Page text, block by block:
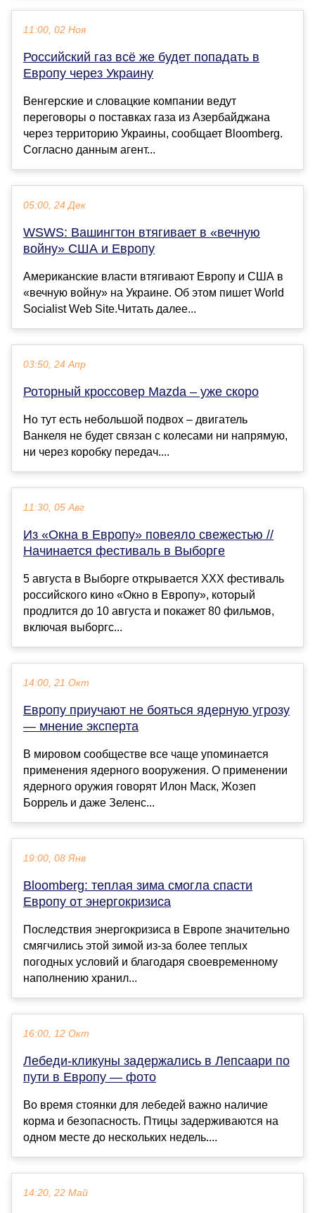
11:00, 02 Ноя
Российский газ всё же будет попадать в
Европу через Украину
Венгерские и словацкие компании ведут
переговоры о поставках газа из Азербайджана
через территорию Украины, сообщает Bloomberg.
Согласно данным агент...
05:00, 24 Дек
WSWS: Вашингтон втягивает в «вечную
войну» США и Европу
Американские власти втягивают Европу и США в
«вечную войну» на Украине. Об этом пишет World
Socialist Web Site.Читать далее...
03:50, 24 Апр
Роторный кроссовер Mazda – уже скоро
Но тут есть небольшой подвох – двигатель
Ванкеля не будет связан с колесами ни напрямую,
ни через коробку передач....
11:30, 05 Авг
Из «Окна в Европу» повеяло свежестью //
Начинается фестиваль в Выборге
5 августа в Выборге открывается ХХХ фестиваль
российского кино «Окно в Европу», который
продлится до 10 августа и покажет 80 фильмов,
включая выборгс...
14:00, 21 Окт
Европу приучают не бояться ядерную угрозу
— мнение эксперта
В мировом сообществе все чаще упоминается
применения ядерного вооружения. О применении
ядерного оружия говорят Илон Маск, Жозеп
Боррель и даже Зеленс...
19:00, 08 Янв
Bloomberg: теплая зима смогла спасти
Европу от энергокризиса
Последствия энергокризиса в Европе значительно
смягчились этой зимой из-за более теплых
погодных условий и благодаря своевременному
наполнению хранил...
16:00, 12 Окт
Лебеди-кликуны задержались в Лепсаари по
пути в Европу — фото
Во время стоянки для лебедей важно наличие
корма и безопасность. Птицы задерживаются на
одном месте до нескольких недель....
14:20, 22 Май